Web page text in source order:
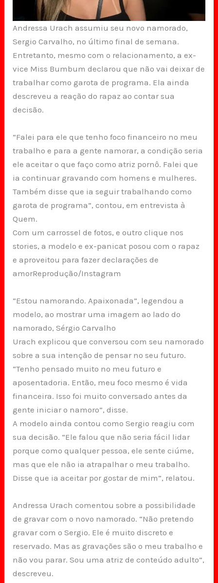
Andressa Urach assumiu seu novo namorado,
Sergio Carvalho, no último final de semana.
Entretanto, mesmo com o relacionamento, a ex-
vice Miss Bumbum declarou que não vai deixar de
trabalhar como garota de programa. Ela ainda
descreveu a reação do rapaz ao contar sua
decisão.
“Falei para ele que tenho foco financeiro no meu
trabalho e para a gente namorar, a condição seria
ele aceitar o que faço como atriz pornô. Falei que
ia continuar gravando com homens e mulheres.
Também disse que ia seguir trabalhando como
garota de programa”, contou, em entrevista à
Quem.
Com um carrossel de fotos, e outro clique nos
stories, a modelo e ex-panicat posou com o rapaz
e aproveitou para fazer declarações de
amorReprodução/Instagram
“Estou namorando. Apaixonada”, legendou a
modelo, ao mostrar uma imagem ao lado do
namorado, Sérgio Carvalho
Urach explicou que conversou com seu namorado
sobre a sua intenção de pensar no seu futuro.
“Tenho pensado muito no meu futuro e
aposentadoria. Então, meu foco mesmo é vida
financeira. Isso foi muito conversado antes da
gente iniciar o namoro”, disse.
A modelo ainda contou como Sergio reagiu com
sua decisão. “Ele falou que não seria fácil lidar
porque como qualquer pessoa, ele sente ciúme,
mas que ele não ia atrapalhar o meu trabalho.
Disse que ia aceitar por gostar de mim”, relatou.
Andressa Urach comentou sobre a possibilidade
de gravar com o novo namorado. “Não pretendo
gravar com o Sergio. Ele é muito discreto e
reservado. Mas as gravações são o meu trabalho e
não vou parar. Sou uma atriz de conteúdo adulto”,
descreveu.